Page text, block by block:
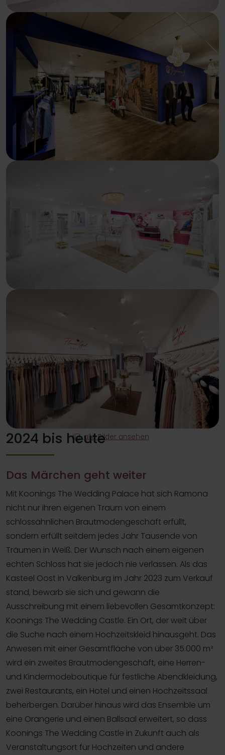
alle Bilder ansehen
2024 bis heute
Das Märchen geht weiter
Mit Koonings The Wedding Palace hat sich Ramona
nicht nur ihren eigenen Traum von einem
schlossähnlichen Brautmodengeschäft erfüllt,
sondern erfüllt seitdem jedes Jahr Tausende von
Träumen in Weiß. Der Wunsch nach einem eigenen
echten Schloss hat sie jedoch nie verlassen. Als das
Kasteel Oost in Valkenburg im Jahr 2023 zum Verkauf
stand, bewarb sie sich und gewann die
Ausschreibung mit einem liebevollen Gesamtkonzept:
Koonings The Wedding Castle. Ein Ort, der weit über
die Suche nach einem Hochzeitskleid hinausgeht. Das
Anwesen mit einer Gesamtfläche von über 35.000 m²
wird ein zweites Brautmodengeschäft, eine Herren-
und Kindermodeboutique für festliche Abendkleidung,
zwei Restaurants, ein Hotel und einen Hochzeitssaal
beherbergen. Darüber hinaus wird das Ensemble um
eine Orangerie und einen Ballsaal erweitert, so dass
Koonings The Wedding Castle in Zukunft auch als
Veranstaltungsort für Hochzeiten und andere